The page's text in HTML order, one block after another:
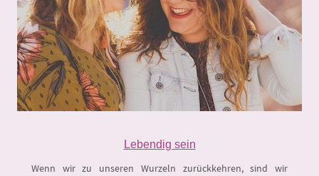
Lebendig sein
Wenn wir zu unseren Wurzeln zurückkehren, sind wir